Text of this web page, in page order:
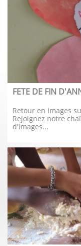
FETE DE FIN
Retour en images
Rejoignez notre
d'images...